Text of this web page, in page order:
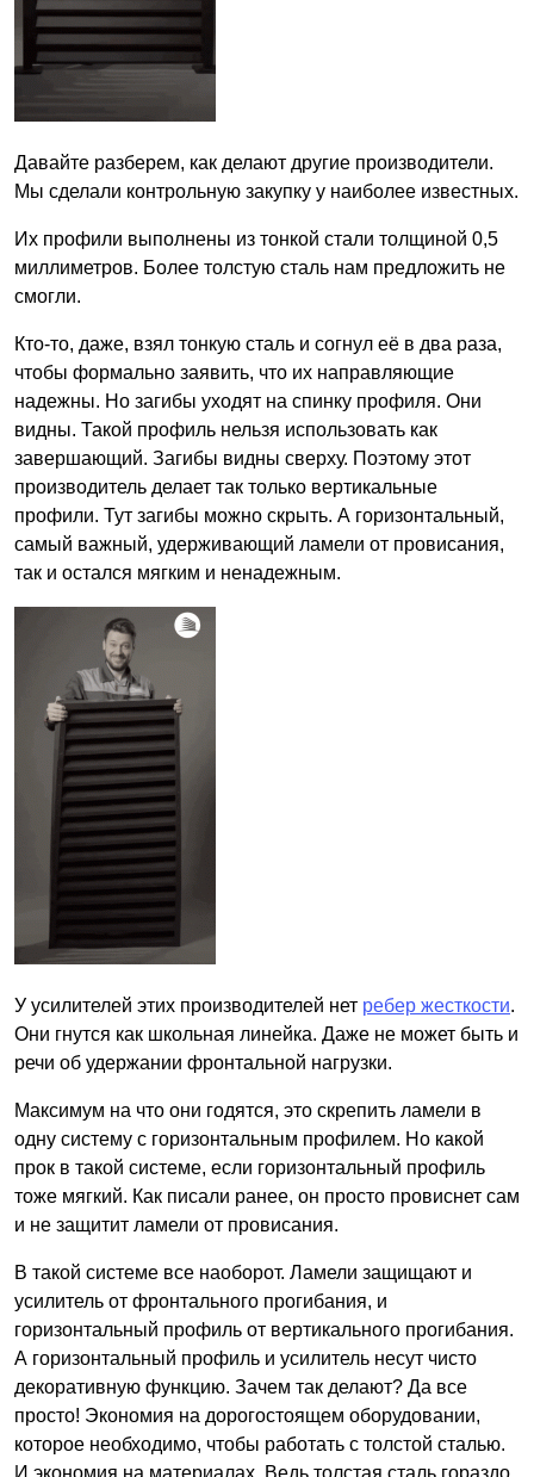
Давайте разберем, как делают другие производители.
Мы сделали контрольную закупку у наиболее известных.
Их профили выполнены из тонкой стали толщиной 0,5
миллиметров. Более толстую сталь нам предложить не
смогли.
Кто-то, даже, взял тонкую сталь и согнул её в два раза,
чтобы формально заявить, что их направляющие
надежны. Но загибы уходят на спинку профиля. Они
видны. Такой профиль нельзя использовать как
завершающий. Загибы видны сверху. Поэтому этот
производитель делает так только вертикальные
профили. Тут загибы можно скрыть. А горизонтальный,
самый важный, удерживающий ламели от провисания,
так и остался мягким и ненадежным.
У усилителей этих производителей нет ребер жесткости.
Они гнутся как школьная линейка. Даже не может быть и
речи об удержании фронтальной нагрузки.
Максимум на что они годятся, это скрепить ламели в
одну систему с горизонтальным профилем. Но какой
прок в такой системе, если горизонтальный профиль
тоже мягкий. Как писали ранее, он просто провиснет сам
и не защитит ламели от провисания.
В такой системе все наоборот. Ламели защищают и
усилитель от фронтального прогибания, и
горизонтальный профиль от вертикального прогибания.
А горизонтальный профиль и усилитель несут чисто
декоративную функцию. Зачем так делают? Да все
просто! Экономия на дорогостоящем оборудовании,
которое необходимо, чтобы работать с толстой сталью.